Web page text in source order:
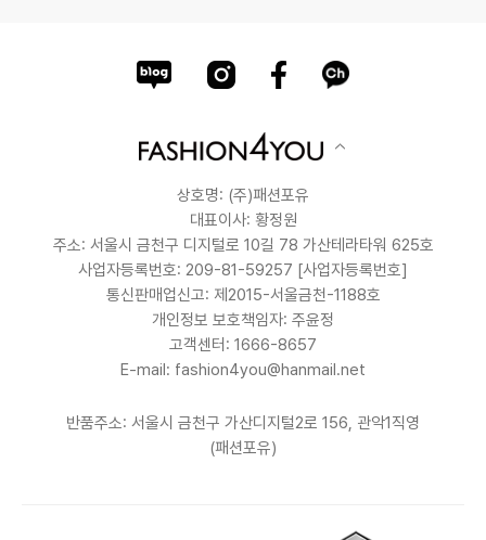
상호명: (주)패션포유
대표이사: 황정원
주소: 서울시 금천구 디지털로 10길 78 가산테라타워 625호
사업자등록번호: 209-81-59257 [사업자등록번호]
통신판매업신고: 제2015-서울금천-1188호
개인정보 보호책임자: 주윤정
고객센터: 1666-8657
E-mail: fashion4you@hanmail.net
반품주소: 서울시 금천구 가산디지털2로 156, 관악1직영
(패션포유)